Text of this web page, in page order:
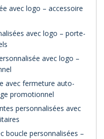
avec logo – accessoire
avec logo – porte-
avec logo –
avec fermeture auto-
promotionnel
personnalisées avec
boucle personnalisées –